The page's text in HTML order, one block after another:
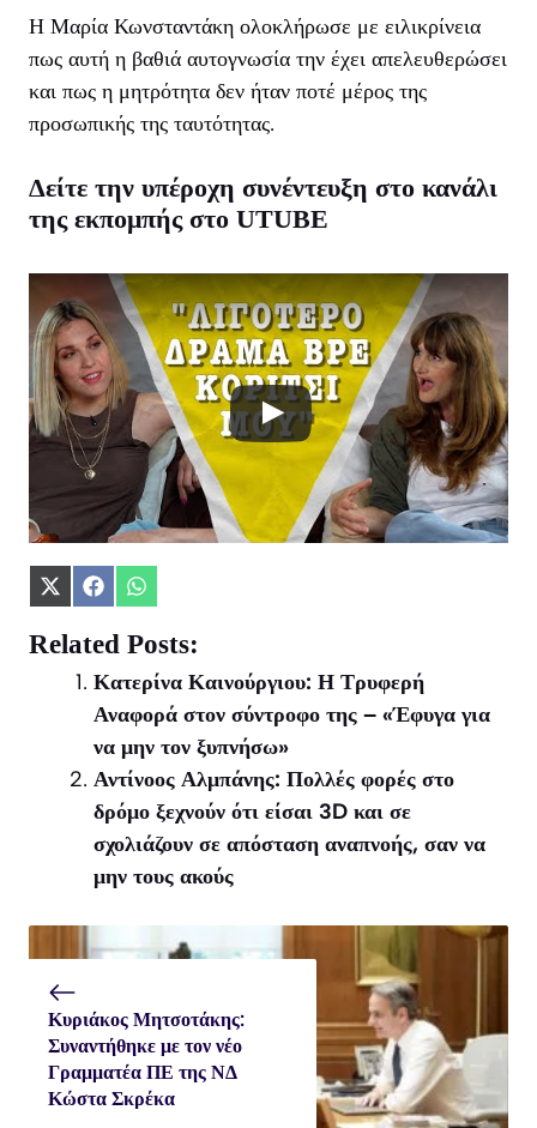
Η Μαρία Κωνσταντάκη ολοκλήρωσε με ειλικρίνεια
πως αυτή η βαθιά αυτογνωσία την έχει απελευθερώσει
και πως η μητρότητα δεν ήταν ποτέ μέρος της
προσωπικής της ταυτότητας.
Δείτε την υπέροχη συνέντευξη στο κανάλι
της εκπομπής στο UTUBE
Share
X
(Twitter)
Share
Facebook
Share
WhatsApp
Related Posts:
Κατερίνα Καινούργιου: Η Τρυφερή
Αναφορά στον σύντροφο της – «Έφυγα για
να μην τον ξυπνήσω»
Αντίνοος Αλμπάνης: Πολλές φορές στο
δρόμο ξεχνούν ότι είσαι 3D και σε
σχολιάζουν σε απόσταση αναπνοής, σαν να
μην τους ακούς
Κυριάκος Μητσοτάκης:
Συναντήθηκε με τον νέο
Γραμματέα ΠΕ της ΝΔ
Κώστα Σκρέκα